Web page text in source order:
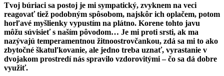
Tvoj búriaci sa postoj je mi sympatický, zvyknem na veci
reagovať tiež podobným spôsobom, najskôr ich oplačem, potom
horľavé myšlienky vypustím na plátno. Korene tohto javu
môžu súvisieť s naším pôvodom… Je mi proti srsti, ak ma
nazývajú temperamentnou žitnoostrovčankou, zdá sa mi to ako
zbytočné škatuľkovanie, ale jedno treba uznať, vyrastanie v
dvojakom prostredí nás spravilo vzdorovitými – čo sa dá dobre
využiť.